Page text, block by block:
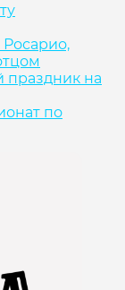
праздник на
по